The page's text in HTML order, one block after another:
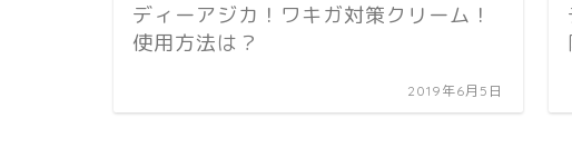
ディーアジカ！ワキガ対策クリーム！
使用方法は？
2019年6月5日